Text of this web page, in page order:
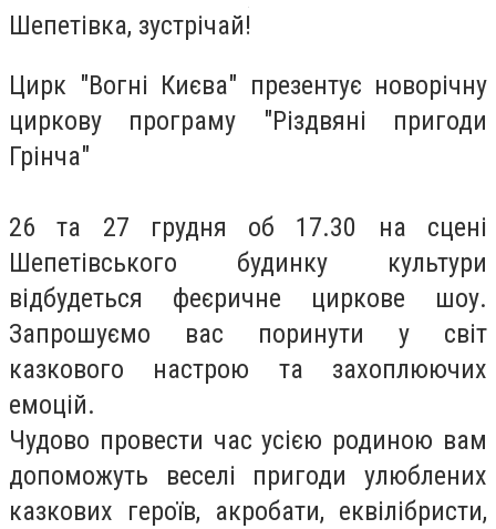
Шепетівка, зустрічай!
Цирк "Вогні Києва" презентує новорічну
циркову програму "Різдвяні пригоди
Грінча"
26 та 27 грудня об 17.30 на сцені
Шепетівського будинку культури
відбудеться феєричне циркове шоу.
Запрошуємо вас поринути у світ
казкового настрою та захоплюючих
емоцій.
Чудово провести час усією родиною вам
допоможуть веселі пригоди улюблених
казкових героїв, акробати, еквілібристи,